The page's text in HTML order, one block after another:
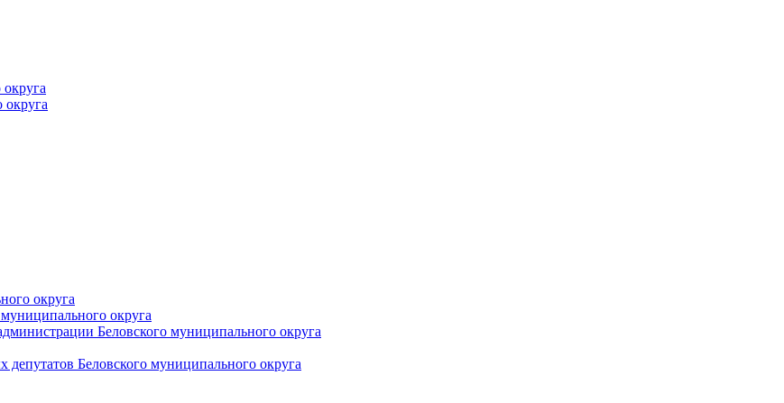
округа
округа
округа
Беловского муниципального округа
Беловского муниципального округа